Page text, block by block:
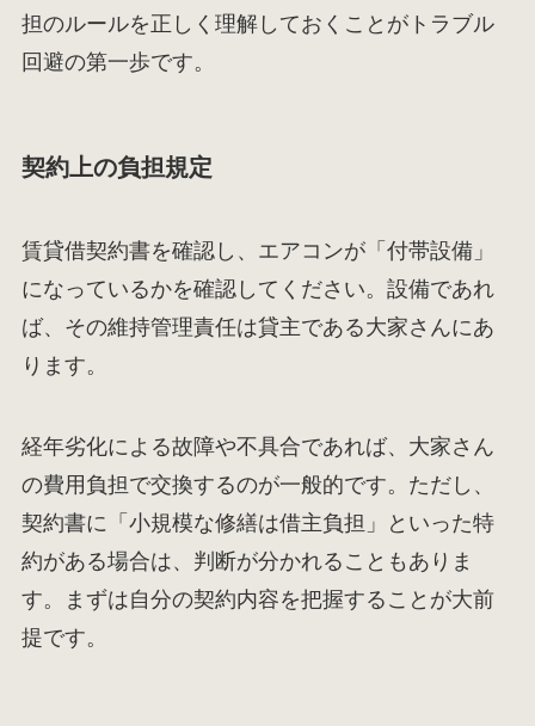
担のルールを正しく理解しておくことがトラブル
回避の第一歩です。
契約上の負担規定
賃貸借契約書を確認し、エアコンが「付帯設備」
になっているかを確認してください。設備であれ
ば、その維持管理責任は貸主である大家さんにあ
ります。
経年劣化による故障や不具合であれば、大家さん
の費用負担で交換するのが一般的です。ただし、
契約書に「小規模な修繕は借主負担」といった特
約がある場合は、判断が分かれることもありま
す。まずは自分の契約内容を把握することが大前
提です。